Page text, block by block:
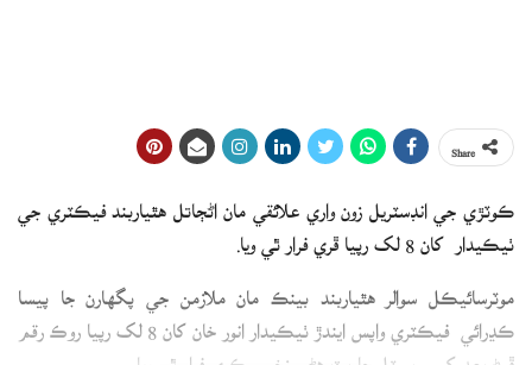
ڪوٽڙي جي انڊسٽريل زون واري علائقي مان اڻڄاتل هٿياربند فيڪٽري جي
ٺيڪيدار کان 8 لک رپيا ڦري فرار ٿي ويا.
موٽرسائيڪل سوالر هٿياربند بينڪ مان ملازمن جي پگھارن جا پيسا
ڪڍرائي فيڪٽري واپس ايندڙ ٺيڪيدار انور خان کان 8 لک رپيا روڪ رقم
ڦرڻ بعد کيس پسٽل جا بٽ هڻي زخمي ڪري فرار ٿي ويا.